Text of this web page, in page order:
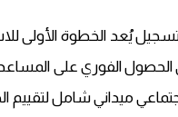
يُعد الخطوة الأولى
الحصول الفوري على
ميداني شامل لتقييم